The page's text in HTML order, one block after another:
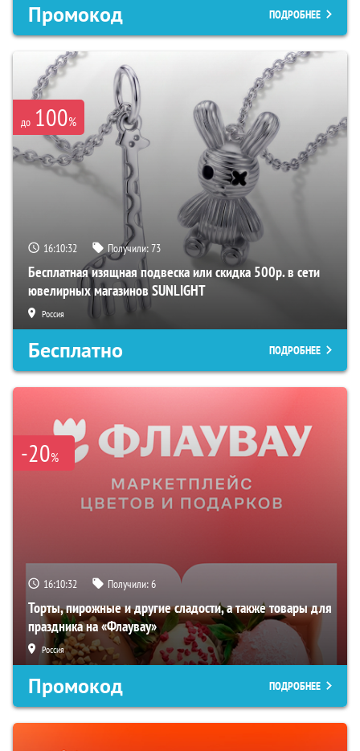
Промокод ПОДРОБНЕЕ
до 100%
16:10:31 Получили:73
Бесплатная изящная подвеска или скидка 500р. в сети
ювелирных магазинов SUNLIGHT
Россия
Бесплатно ПОДРОБНЕЕ
-20%
16:10:31 Получили:6
Торты, пирожные и другие сладости, а также товары для
праздника на «Флаувау»
Россия
Промокод ПОДРОБНЕЕ